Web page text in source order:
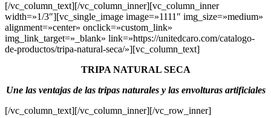
[/vc_column_text][/vc_column_inner][vc_column_inner
width=»1/3″][vc_single_image image=»1111″ img_size=»medium»
alignment=»center» onclick=»custom_link»
img_link_target=»_blank» link=»https://unitedcaro.com/catalogo-
de-productos/tripa-natural-seca/»][vc_column_text]
TRIPA NATURAL SECA
Une las ventajas de las tripas naturales y las envolturas artificiales
[/vc_column_text][/vc_column_inner][/vc_row_inner]